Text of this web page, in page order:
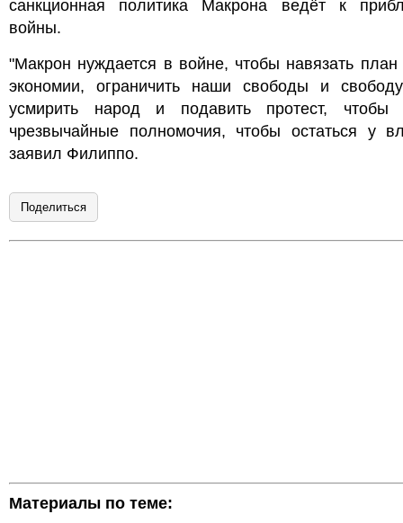
санкционная политика Макрона ведёт к
войны.
"Макрон нуждается в войне, чтобы навязать план
экономии, ограничить наши свободы и
усмирить народ и подавить протест, чтобы
чрезвычайные полномочия, чтобы остаться у
заявил Филиппо.
Поделиться
Материалы по теме: